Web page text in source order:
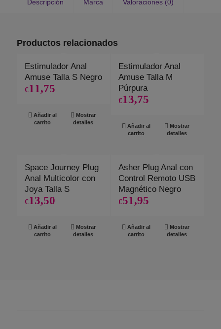
Descripción Marca Valoraciones (0)
Productos relacionados
Estimulador Anal
Amuse Talla S Negro
€11,75
Añadir al
carrito
Mostrar
detalles
Estimulador Anal
Amuse Talla M
Púrpura
€13,75
Añadir al
carrito
Mostrar
detalles
Space Journey Plug
Anal Multicolor con
Joya Talla S
€13,50
Añadir al
carrito
Mostrar
detalles
Asher Plug Anal con
Control Remoto USB
Magnético Negro
€51,95
Añadir al
carrito
Mostrar
detalles